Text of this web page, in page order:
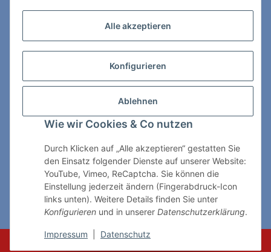
Alle akzeptieren
Konfigurieren
Ablehnen
Wie wir Cookies & Co nutzen
Durch Klicken auf „Alle akzeptieren“ gestatten Sie
den Einsatz folgender Dienste auf unserer Website:
YouTube, Vimeo, ReCaptcha. Sie können die
Einstellung jederzeit ändern (Fingerabdruck-Icon
links unten). Weitere Details finden Sie unter
Konfigurieren und in unserer Datenschutzerklärung.
Impressum Datenschutz
ChessWare Schachversand
89264 Weissenhorn
Telefon: 0 7309 / 7999
shop@chessware.de
* Alle Preise inkl. gesetzlicher USt., zzgl.Versand